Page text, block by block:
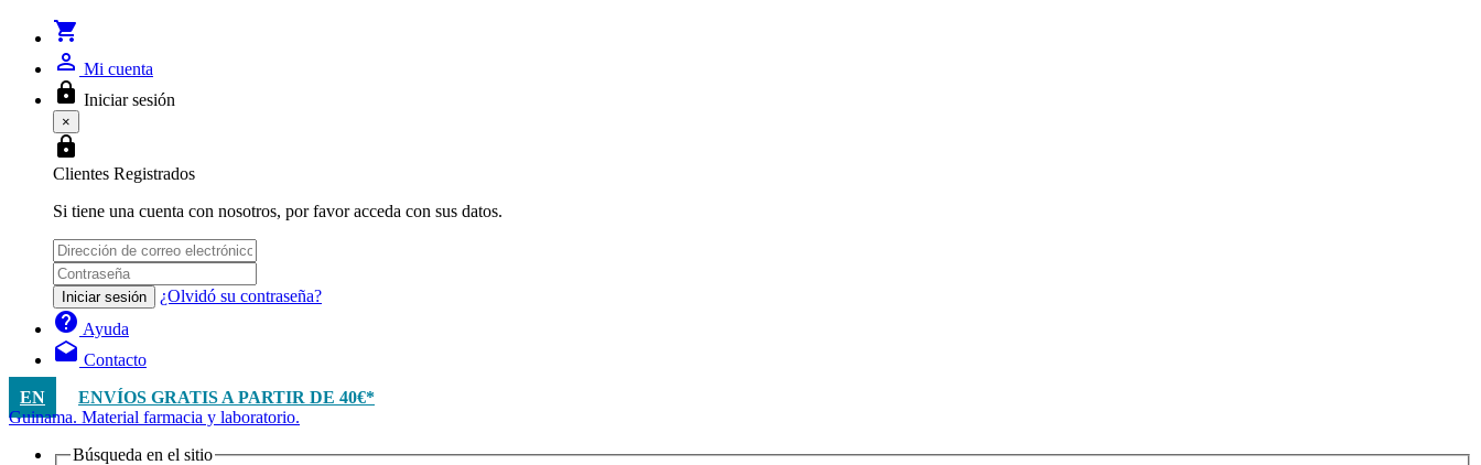
shopping_cart
person_outline Mi cuenta
lock Iniciar sesión
×
lock
Clientes Registrados
Si tiene una cuenta con nosotros, por favor acceda con sus datos.
Iniciar sesión ¿Olvidó su contraseña?
help Ayuda
drafts Contacto
EN
ENVÍOS GRATIS A PARTIR DE 40€*
Guinama. Material farmacia y laboratorio.
Búsqueda en el sitio